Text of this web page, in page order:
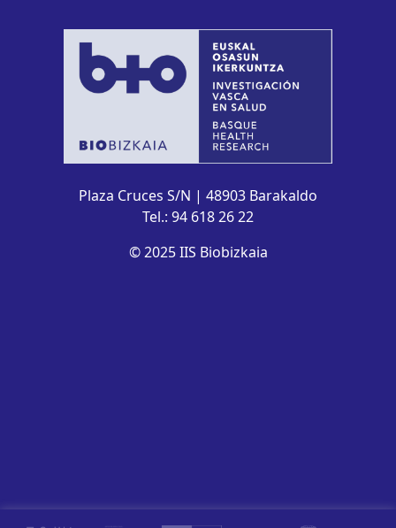
Plaza Cruces S/N | 48903 Barakaldo
Tel.: 94 618 26 22
© 2025 IIS Biobizkaia